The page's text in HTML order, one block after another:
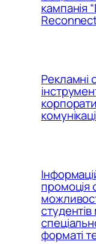
кампанія
Рекламні
промоція
форматі